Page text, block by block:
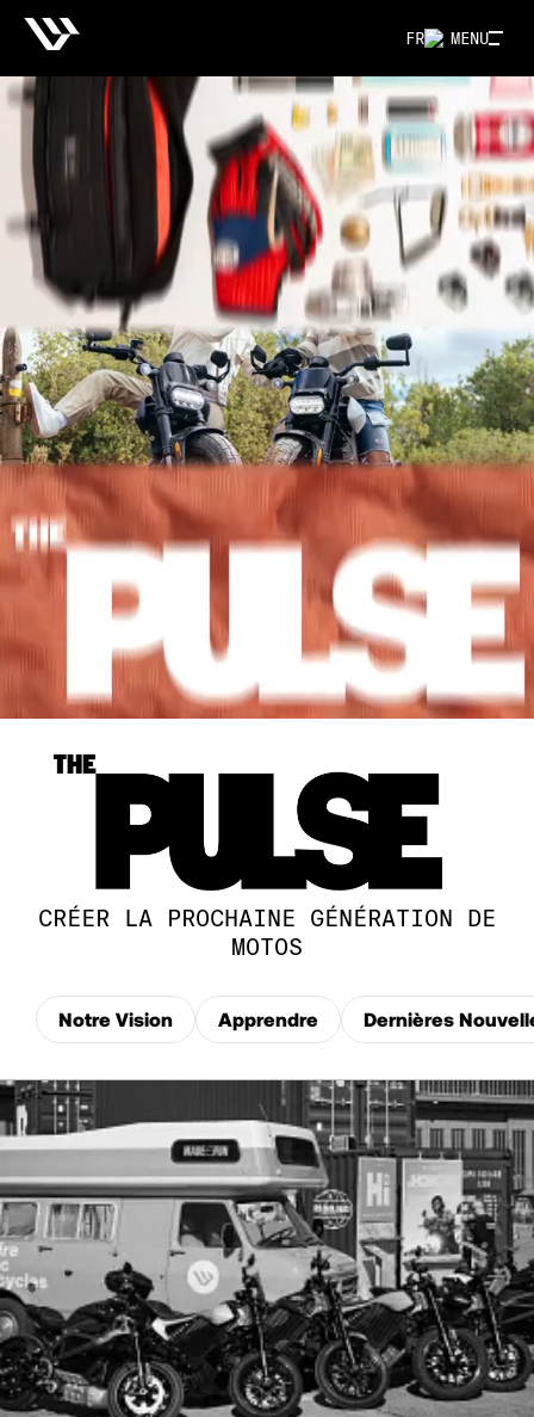
MENU
FR
CRÉER LA PROCHAINE GÉNÉRATION DE
MOTOS
Notre Vision Apprendre Dernières